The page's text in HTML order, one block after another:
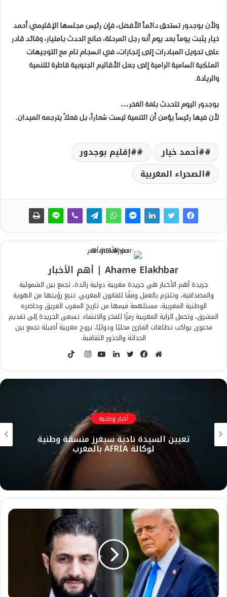
ولأن بوجدور تستحق دائماً الأفضل، فإن رئيس مجلسها الإقليمي أحمد
خيار يثبت يوماً بعد يوم أنه رجل المرحلة، صانع الحدث بامتياز، وقائد قادر
على تحويل المبادرات إلى إنجازات، في انسجام تام مع التوجيهات
الملكية السامية الرامية إلى جعل الأقاليم الجنوبية قاطرة للتنمية
والريادة.
بوجدور اليوم تتحدث بلغة الفخر…
لأن فيها رئيساً يؤمن أن التنمية ليست شعاراً، بل فعلاً يترجمه الميدان.
#أحمد خيار
#إقليم بوجدور
الصحراء المغربية
Ahame Elakhbar | أهم الأخبار
جريدة أهم الأخبار هي جريدة مغربية دولية رائدة، تجمع بين الشمولية
والمصداقية، وتلتزم بالعمل وفقًا للقانون المغربي. تنبع رؤيتها من الهوية
الوطنية المغربية، مستلهمة قيمها من تاريخ المغرب العريق وحاضره
المشرق، وتحمل الراية المغربية رمزًا للفخر والانتماء. تسعى الجريدة إلى تقديم
محتوى يواكب تطلعات القارئ محليًا ودوليًا، بروح مغربية أصيلة تجمع بين
الحداثة والجذور الثقافية.
م
و
ل
و
ي
ب
ف
ي
و
ك
ت
و
ت
ر
ل
ي
د
إ
ن
ي
و
ي
و
ب
ا
ن
ق
ر
ا
م
k
أخبار وطنية
تعيين السيدة نادية سيغرز منسقة وطنية
لوكالة AFRIA بالمغرب